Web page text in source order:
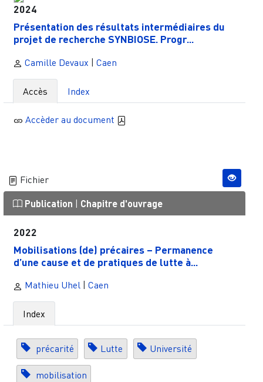
2024
Présentation des résultats intermédiaires du
projet de recherche SYNBIOSE. Progr...
Camille Devaux | Caen
Accès Index
Accèder au document
Fichier
Publication Chapitre d'ouvrage
2022
Mobilisations (de) précaires – Permanence
d’une cause et de pratiques de lutte à...
Mathieu Uhel| Caen
Index
précarité Lutte Université
mobilisation